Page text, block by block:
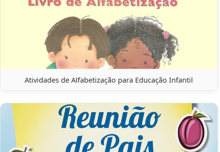
Atividades de Alfabetização para Educação Infantil